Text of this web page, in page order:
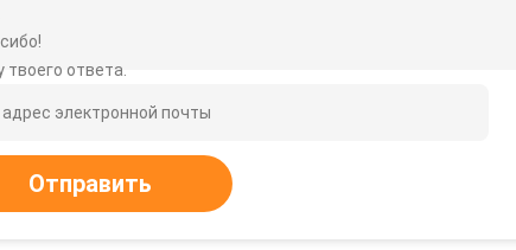
ответа.
Отправить